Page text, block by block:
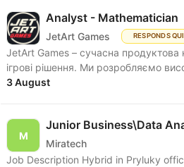
Analyst - Mathematician
JetArt Games RESPONDS
JetArt Games – сучасна продуктова
ігрові рішення. Ми
3 August
Junior Business\Data
Miratech
Job Description Hybrid in Pryluky